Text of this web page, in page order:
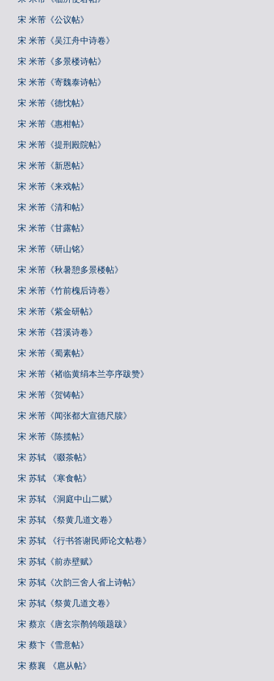
宋 米芾《公议帖》
宋 米芾《吴江舟中诗卷》
宋 米芾《多景楼诗帖》
宋 米芾《寄魏泰诗帖》
宋 米芾《德忱帖》
宋 米芾《惠柑帖》
宋 米芾《提刑殿院帖》
宋 米芾《新恩帖》
宋 米芾《来戏帖》
宋 米芾《清和帖》
宋 米芾《甘露帖》
宋 米芾《研山铭》
宋 米芾《秋暑憩多景楼帖》
宋 米芾《竹前槐后诗卷》
宋 米芾《紫金研帖》
宋 米芾《苕溪诗卷》
宋 米芾《蜀素帖》
宋 米芾《褚临黄绢本兰亭序跋赞》
宋 米芾《贺铸帖》
宋 米芾《闻张都大宣德尺牍》
宋 米芾《陈揽帖》
宋 苏轼 《啜茶帖》
宋 苏轼 《寒食帖》
宋 苏轼 《洞庭中山二赋》
宋 苏轼 《祭黄几道文卷》
宋 苏轼 《行书答谢民师论文帖卷》
宋 苏轼《前赤壁赋》
宋 苏轼《次韵三舍人省上诗帖》
宋 苏轼《祭黄几道文卷》
宋 蔡京《唐玄宗鹡鸰颂题跋》
宋 蔡卞《雪意帖》
宋 蔡襄 《扈从帖》